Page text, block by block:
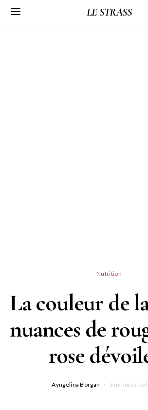
LE STRASS
Nutrition
La couleur de
nuances de
rose
Ayngelina Borgan 3 minutes de